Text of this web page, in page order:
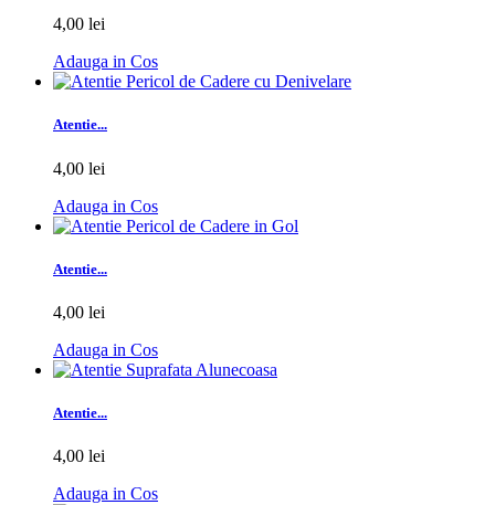
4,00 lei
Adauga in Cos
Atentie...
4,00 lei
Adauga in Cos
Atentie...
4,00 lei
Adauga in Cos
Atentie...
4,00 lei
Adauga in Cos